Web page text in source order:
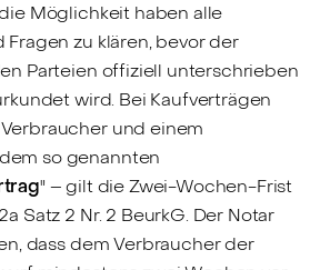
Möglichkeit haben alle
Fragen zu klären, bevor der
Parteien offiziell unterschrieben
wird. Bei Kaufverträgen
und einem
so genannten
" – gilt die Zwei-Wochen-Frist
Satz 2 Nr. 2 BeurkG. Der Notar
dass dem Verbraucher der